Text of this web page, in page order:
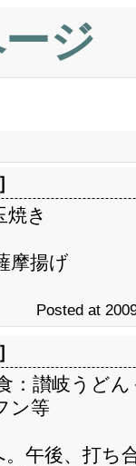
ジ
］
焼き
摩揚げ
Posted at
］
：讃岐うどん
ン等
午後、打ち